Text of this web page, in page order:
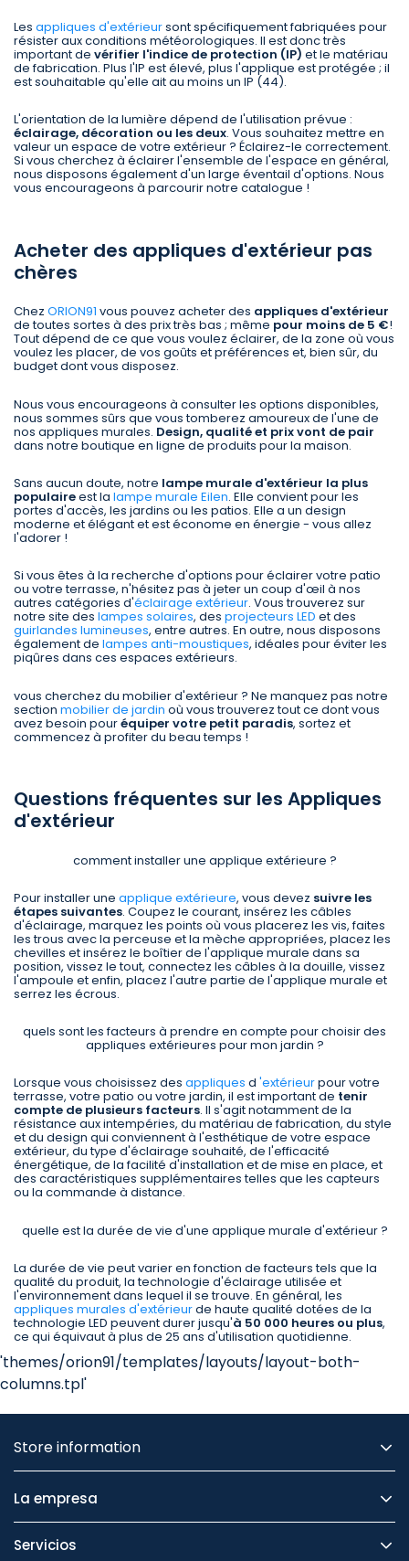
Les appliques d'extérieursont spécifiquement fabriquées pour
résister aux conditions météorologiques. Il est donc très
important de vérifier l'indice de protection (IP) et le matériau
de fabrication. Plus l'IP est élevé, plus l'applique est protégée ; il
est souhaitable qu'elle ait au moins un IP (44).
L'orientation de la lumière dépend de l'utilisation prévue :
éclairage, décoration ou les deux. Vous souhaitez mettre en
valeur un espace de votre extérieur ? Éclairez-le correctement.
Si vous cherchez à éclairer l'ensemble de l'espace en général,
nous disposons également d'un large éventail d'options. Nous
vous encourageons à parcourir notre catalogue !
Acheter des appliques d'extérieur pas
chères
Chez ORION91 vous pouvez acheter des appliques d'extérieur
de toutes sortes à des prix très bas ; même pour moins de 5 €!
Tout dépend de ce que vous voulez éclairer, de la zone où vous
voulez les placer, de vos goûts et préférences et, bien sûr, du
budget dont vous disposez.
Nous vous encourageons à consulter les options disponibles,
nous sommes sûrs que vous tomberez amoureux de l'une de
nos appliques murales. Design, qualité et prix vont de pair
dans notre boutique en ligne de produits pour la maison.
Sans aucun doute, notre lampe murale d'extérieur la plus
populaireest la lampe murale Eilen. Elle convient pour les
portes d'accès, les jardins ou les patios. Elle a un design
moderne et élégant et est économe en énergie - vous allez
l'adorer !
Si vous êtes à la recherche d'options pour éclairer votre patio
ou votre terrasse, n'hésitez pas à jeter un coup d'œil à nos
autres catégories d'éclairage extérieur. Vous trouverez sur
notre site des lampes solaires, des projecteurs LED et des
guirlandes lumineuses, entre autres. En outre, nous disposons
également de lampes anti-moustiques, idéales pour éviter les
piqûres dans ces espaces extérieurs.
vous cherchez du mobilier d'extérieur ? Ne manquez pas notre
section mobilier de jardin où vous trouverez tout ce dont vous
avez besoin pouréquiper votre petit paradis, sortez et
commencez à profiter du beau temps !
Questions fréquentes sur les Appliques
d'extérieur
comment installer une applique extérieure ?
Pour installer une applique extérieure, vous devez suivre les
étapes suivantes. Coupez le courant, insérez les câbles
d'éclairage, marquez les points où vous placerez les vis, faites
les trous avec la perceuse et la mèche appropriées, placez les
chevilles et insérez le boîtier de l'applique murale dans sa
position, vissez le tout, connectez les câbles à la douille, vissez
l'ampoule et enfin, placez l'autre partie de l'applique murale et
serrez les écrous.
quels sont les facteurs à prendre en compte pour choisir des
appliques extérieures pour mon jardin ?
Lorsque vous choisissez des appliques d 'extérieurpour votre
terrasse, votre patio ou votre jardin, il est important de tenir
compte de plusieurs facteurs. Il s'agit notamment de la
résistance aux intempéries, du matériau de fabrication, du style
et du design qui conviennent à l'esthétique de votre espace
extérieur, du type d'éclairage souhaité, de l'efficacité
énergétique, de la facilité d'installation et de mise en place, et
des caractéristiques supplémentaires telles que les capteurs
ou la commande à distance.
quelle est la durée de vie d'une applique murale d'extérieur ?
La durée de vie peut varier en fonction de facteurs tels que la
qualité du produit, la technologie d'éclairage utilisée et
l'environnement dans lequel il se trouve. En général, les
appliques murales d'extérieurde haute qualité dotées de la
technologie LED peuvent durer jusqu'à 50 000 heures ou plus,
ce qui équivaut à plus de 25 ans d'utilisation quotidienne.
'themes/orion91/templates/layouts/layout-both-
columns.tpl'
Store information
La empresa
Servicios